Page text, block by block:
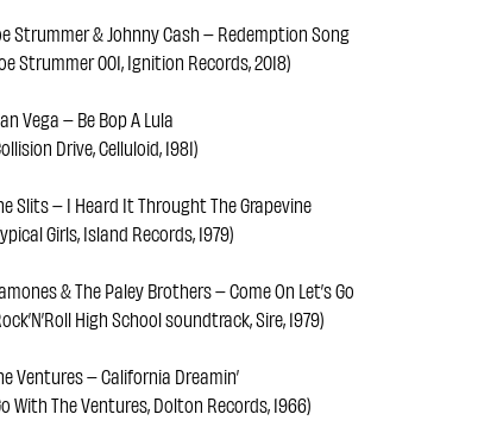
Strummer & Johnny Cash – Redemption Song
Strummer 001, Ignition Records, 2018)
Vega – Be Bop A Lula
Drive, Celluloid, 1981)
Slits – I Heard It Throught The Grapevine
Girls, Island Records, 1979)
& The Paley Brothers – Come On Let’s Go
High School soundtrack, Sire, 1979)
Ventures – California Dreamin’
With The Ventures, Dolton Records, 1966)